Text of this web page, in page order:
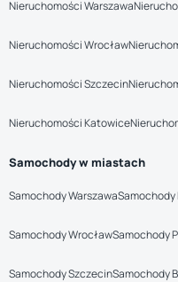
Nieruchomości Warszawa
Nieruchomości Wrocław
Nieruchomości Szczecin
Nieruchomości Katowice
Samochody w miastach
Samochody WarszawaSamochody
Samochody WrocławSamochody
Samochody SzczecinSamochody